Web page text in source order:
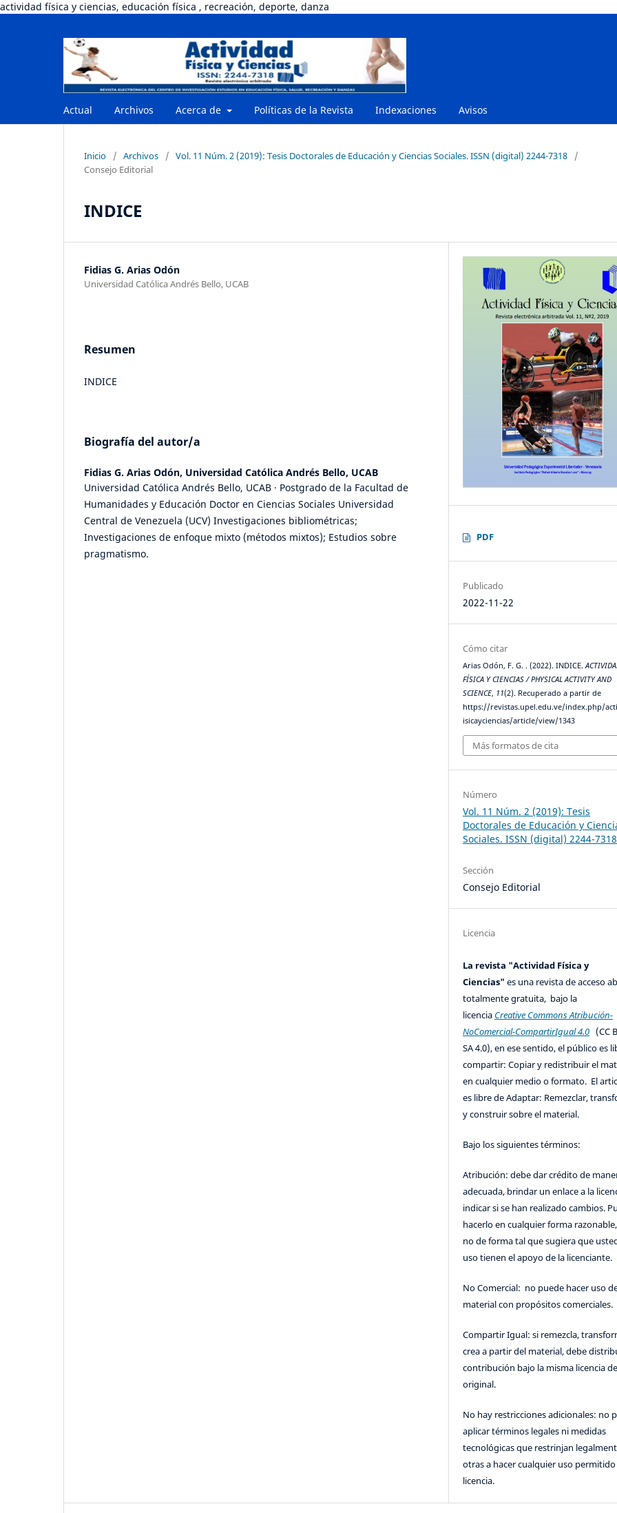
actividad física y ciencias, educación física , recreación, deporte, danza
Actual Archivos Acerca de Políticas de la Revista Indexaciones Avisos
Inicio / Archivos / Vol. 11 Núm. 2 (2019): Tesis Doctorales de Educación y Ciencias Sociales. ISSN (digital) 2244-7318
/
Consejo Editorial
INDICE
Fidias G. Arias Odón
Universidad Católica Andrés Bello, UCAB
Resumen
INDICE
Biografía del autor/a
Fidias G. Arias Odón, Universidad Católica Andrés Bello, UCAB
Universidad Católica Andrés Bello, UCAB · Postgrado de la Facultad de
Humanidades y Educación Doctor en Ciencias Sociales Universidad
Central de Venezuela (UCV) Investigaciones bibliométricas;
Investigaciones de enfoque mixto (métodos mixtos); Estudios sobre
pragmatismo.
PDF
Publicado
2022-11-22
Cómo citar
Arias Odón, F. G. . (2022). INDICE.
FÍSICA Y CIENCIAS / PHYSICAL ACTIVITY AND
SCIENCE, 11(2). Recuperado a partir de
https://revistas.upel.edu.ve/index.php/
isicayciencias/article/view/1343
Más formatos de cita
Número
Vol. 11 Núm. 2 (2019): Tesis
Doctorales de Educación y
Sociales. ISSN (digital) 2244-7318
Sección
Consejo Editorial
Licencia
La revista "Actividad Física y
Ciencias"es una revista de acceso
totalmente gratuita, bajo la
licencia Creative Commons Atribución-
NoComercial-CompartirIgual 4.0 (CC
SA 4.0), en ese sentido, el público es
compartir: Copiar y redistribuir el
en cualquier medio o formato. El
es libre de Adaptar: Remezclar,
y construir sobre el material.
Bajo los siguientes términos:
Atribución: debe dar crédito de
adecuada, brindar un enlace a la
indicar si se han realizado cambios.
hacerlo en cualquier forma
no de forma tal que sugiera que
uso tienen el apoyo de la licenciante.
No Comercial: no puede hacer uso
material con propósitos comerciales.
Compartir Igual: si remezcla,
crea a partir del material, debe
contribución bajo la misma licencia
original.
No hay restricciones adicionales: no
aplicar términos legales ni medidas
tecnológicas que restrinjan
otras a hacer cualquier uso
licencia.